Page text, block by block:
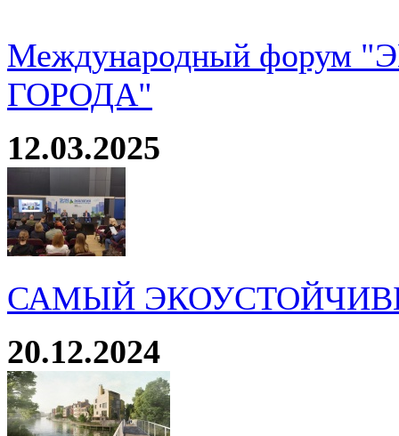
Международный
ГОРОДА"
12.03.2025
САМЫЙ
20.12.2024